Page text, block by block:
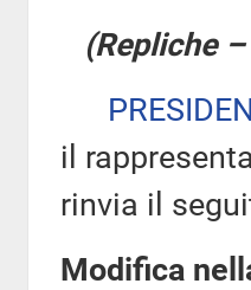
(Repliche
il
rinvia il
Modifica